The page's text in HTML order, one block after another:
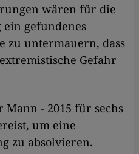
wären für die
ein gefundenes
zu untermauern, dass
Gefahr
Mann - 2015 für sechs
um eine
zu absolvieren.